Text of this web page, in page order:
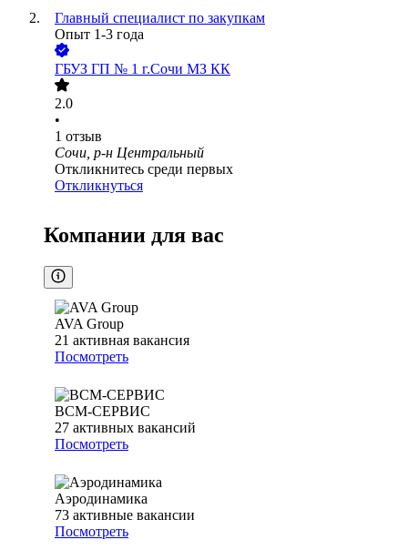
Главный специалист по закупкам
Опыт 1-3 года
ГБУЗ ГП № 1 г.Сочи МЗ КК
2.0
•
1 отзыв
Сочи, р-н Центральный
Откликнитесь среди первых
Откликнуться
Компании для вас
AVA Group
21 активная вакансия
Посмотреть
ВСМ-СЕРВИС
27 активных вакансий
Посмотреть
Аэродинамика
73 активные вакансии
Посмотреть